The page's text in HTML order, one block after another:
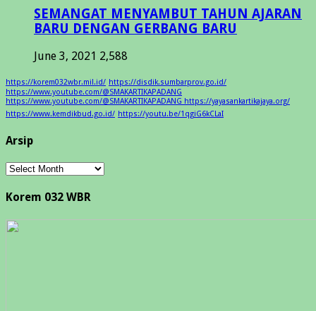
SEMANGAT MENYAMBUT TAHUN AJARAN
BARU DENGAN GERBANG BARU
June 3, 2021 2,588
https://korem032wbr.mil.id/ https://disdik.sumbarprov.go.id/
https://www.youtube.com/@SMAKARTIKAPADANG
https://www.youtube.com/@SMAKARTIKAPADANG https://yayasankartikajaya.org/
https://www.kemdikbud.go.id/ https://youtu.be/1qgiG6kCLaI
Arsip
Arsip
Korem 032 WBR